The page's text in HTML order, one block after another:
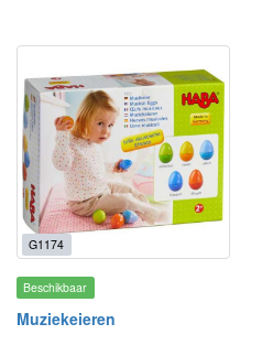
G1174
Beschikbaar
Muziekeieren